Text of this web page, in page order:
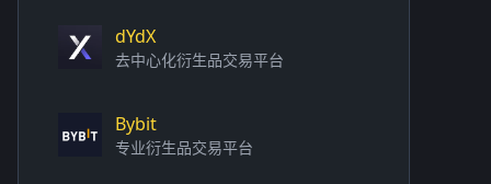
dYdX
去中心化衍生品交易平台
Bybit
专业衍生品交易平台